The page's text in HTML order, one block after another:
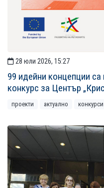
28 юли 2026, 15:27
99 идейни концепции са
конкурс за Център
проекти актуално конкурси